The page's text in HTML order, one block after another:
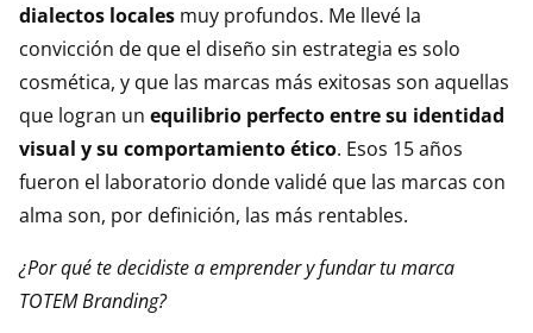
dialectos locales muy profundos. Me llevé la
convicción de que el diseño sin estrategia es solo
cosmética, y que las marcas más exitosas son aquellas
que logran un equilibrio perfecto entre su identidad
visual y su comportamiento ético. Esos 15 años
fueron el laboratorio donde validé que las marcas con
alma son, por definición, las más rentables.
¿Por qué te decidiste a emprender y fundar tu marca
TOTEM Branding?